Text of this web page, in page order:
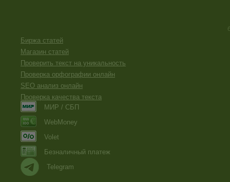
Биржа статей
Магазин статей
Проверить текст на уникальность
Проверка орфографии онлайн
SEO анализ онлайн
Проверка качества текста
МИР / СБП
WebMoney
Volet
Безналичный платеж
Telegram